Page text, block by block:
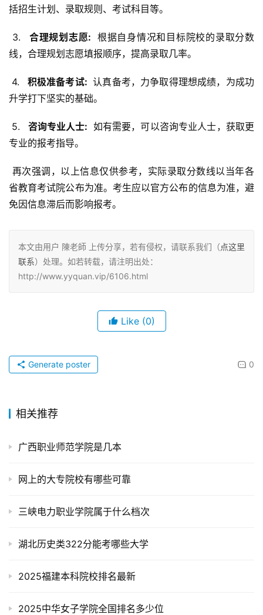
括招生计划、录取规则、考试科目等。
3.
  合理规划志愿:
根据自身情况和目标院校的录取分数
线，合理规划志愿填报顺序，提高录取几率。
4.
  积极准备考试:
认真备考，力争取得理想成绩，为成功
升学打下坚实的基础。
5.
  咨询专业人士:
如有需要，可以咨询专业人士，获取更
专业的报考指导。
省教育考试院公布为准。考生应以官方公布的信息为准，避
免因信息滞后而影响报考。
本文由用户 陳老師 上传分享，若有侵权，请联系我们（点这里
联系）处理。如若转载，请注明出处：
http://www.yyquan.vip/6106.html
Like (0)
0
Generate poster
相关推荐
广西职业师范学院是几本
网上的大专院校有哪些可靠
三峡电力职业学院属于什么档次
湖北历史类322分能考哪些大学
2025福建本科院校排名最新
2025中华女子学院全国排名多少位